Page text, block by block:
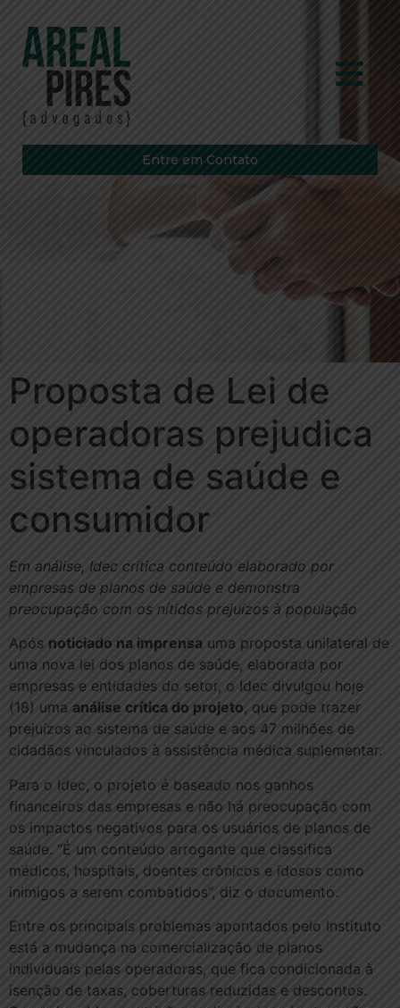
Entre em Contato
Proposta de Lei de
operadoras prejudica
sistema de saúde e
consumidor
Em análise, Idec critica conteúdo elaborado por
empresas de planos de saúde e demonstra
preocupação com os nítidos prejuízos à população
Após noticiado na imprensa uma proposta unilateral de
uma nova lei dos planos de saúde, elaborada por
empresas e entidades do setor, o Idec divulgou hoje
(18) uma análise crítica do projeto, que pode trazer
prejuízos ao sistema de saúde e aos 47 milhões de
cidadãos vinculados à assistência médica suplementar.
Para o Idec, o projeto é baseado nos ganhos
financeiros das empresas e não há preocupação com
os impactos negativos para os usuários de planos de
saúde. “É um conteúdo arrogante que classifica
médicos, hospitais, doentes crônicos e idosos como
inimigos a serem combatidos”, diz o documento.
Entre os principais problemas apontados pelo Instituto
está a mudança na comercialização de planos
individuais pelas operadoras, que fica condicionada à
isenção de taxas, coberturas reduzidas e descontos.